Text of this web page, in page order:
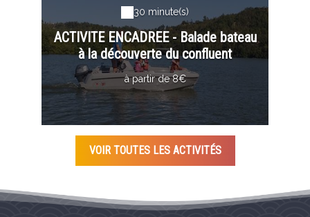
30 minute(s)
ACTIVITE ENCADREE - Balade bateau
à la découverte du confluent
à partir de 8€
VOIR TOUTES LES ACTIVITÉS